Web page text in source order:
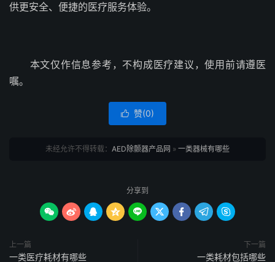
供更安全、便捷的医疗服务体验。
本文仅作信息参考，不构成医疗建议，使用前请遵医
嘱。
 赞(0)
未经允许不得转载： AED除颤器产品网 » 一类器械有哪些
分享到
        
上一篇
一类医疗耗材有哪些
下一篇
一类耗材包括哪些